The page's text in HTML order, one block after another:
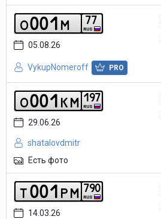
o001m RUS
77
05.08.26
VykupNomeroff PRO
o001k m RUS
197
29.06.26
shatalovdmitr
Есть фото
t001p m RUS
790
14.03.26